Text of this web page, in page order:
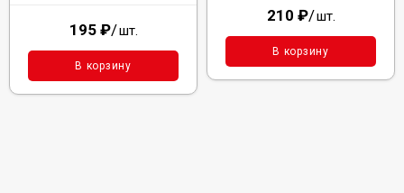
195 ₽/шт.
В корзину
210 ₽/шт.
В корзину